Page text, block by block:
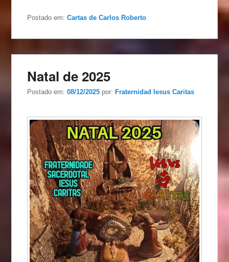
Postado em: Cartas de Carlos Roberto
Natal de 2025
Postado em:08/12/2025 por: Fraternidad Iesus Caritas